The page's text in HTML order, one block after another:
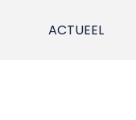
ACTUEEL